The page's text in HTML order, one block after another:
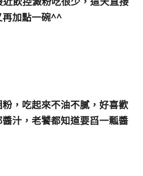
再加點一碗^^
，吃起來不油不膩，好喜歡
汁，老饕都知道要舀一瓢醬